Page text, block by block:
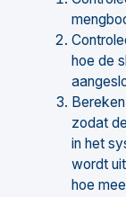
hoe de
zodat
in het
wordt
hoe